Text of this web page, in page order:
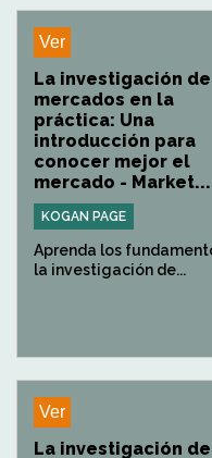
Ver
La investigación de
mercados en la
práctica: Una
introducción para
conocer mejor el
mercado - Market...
KOGAN PAGE
Aprenda los
la investigación de...
Ver
La investigación de